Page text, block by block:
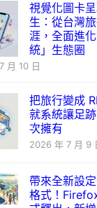
視覺化圖卡
生：從台灣
涯，全面進
統」生態圈
月 10 日
把旅行變成
就系統讓足
次擁有
2026 年 7 月 9
帶來全新設
格式！